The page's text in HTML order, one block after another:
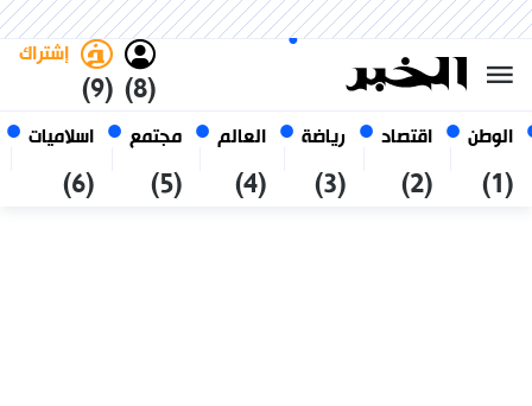
الوطن
(1)
اقتصاد
(2)
رياضة
(3)
العالم
(4)
مجتمع
(5)
اسلاميات
(6)
(8)
إشتراك
(9)
أغسطس 2026
الجزائر